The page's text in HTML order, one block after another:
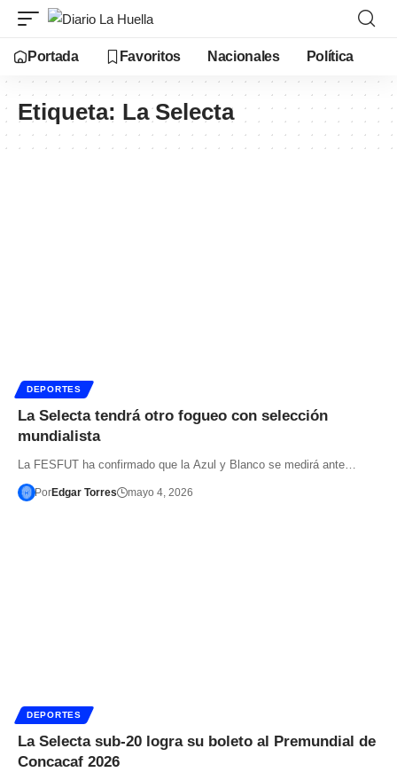
Portada Favoritos Nacionales Política
Etiqueta: La Selecta
DEPORTES
La Selecta tendrá otro fogueo con selección
mundialista
La FESFUT ha confirmado que la Azul y Blanco se medirá ante…
PorEdgar Torres mayo 4, 2026
DEPORTES
La Selecta sub-20 logra su boleto al Premundial de
Concacaf 2026